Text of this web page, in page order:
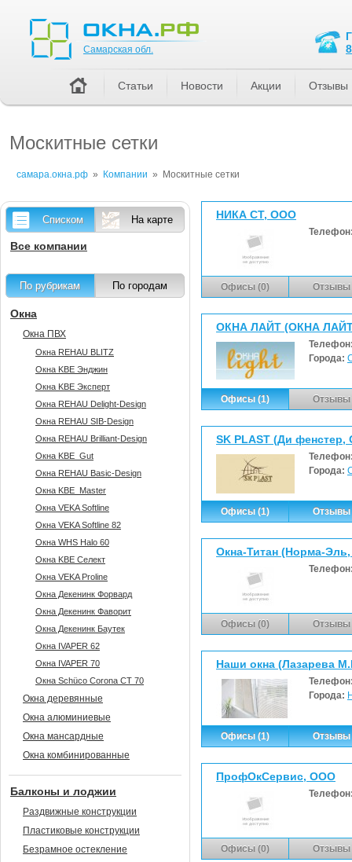
Москитные сетки
самара.окна.рф » Компании » Москитные сетки
НИКА СТ, ООО
Офисы (0) Отзывы
ОКНА ЛАЙТ (ОКНА
Города:
Офисы (1) Отзывы
SK PLAST (Ди
Города:
Офисы (1) Отзывы
Окна-Титан (Норма-
Офисы (0) Отзывы
Наши окна (Лазарева
Города:
Офисы (1) Отзывы
ПрофОкСервис, ООО
Офисы (0) Отзывы
Списком На карте
Все компании
По рубрикам По городам
Окна
Окна ПВХ
Окна REHAU BLITZ
Окна KBE Энджин
Окна KBE Эксперт
Окна REHAU Delight-Design
Окна REHAU SIB-Design
Окна REHAU Brilliant-Design
Окна KBE_Gut
Окна REHAU Basic-Design
Окна KBE_Master
Окна VEKA Softline
Окна VEKA Softline 82
Окна WHS Halo 60
Окна KBE Селект
Окна VEKA Proline
Окна Декенинк Форвард
Окна Декенинк Фаворит
Окна Декенинк Баутек
Окна IVAPER 62
Окна IVAPER 70
Окна Sсhüco Corona CT 70
Окна деревянные
Окна алюминиевые
Окна мансардные
Окна комбинированные
Балконы и лоджии
Раздвижные конструкции
Пластиковые конструкции
Безрамное остекление
Самарская обл.
Статьи Новости Акции Отзывы